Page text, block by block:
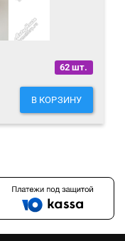
62 шт.
В КОРЗИНУ